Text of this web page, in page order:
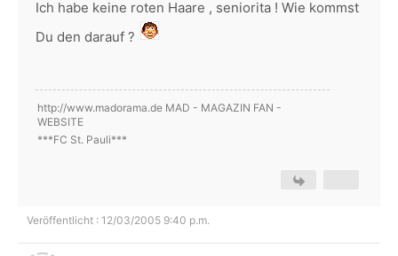
Ich habe keine roten Haare , seniorita ! Wie kommst
Du den darauf ?
http://www.madorama.de MAD - MAGAZIN FAN -
WEBSITE
***FC St. Pauli***
Veröffentlicht : 12/03/2005 9:40 p.m.